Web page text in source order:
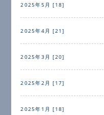
2025年5月 [18]
2025年4月 [21]
2025年3月 [20]
2025年2月 [17]
2025年1月 [18]